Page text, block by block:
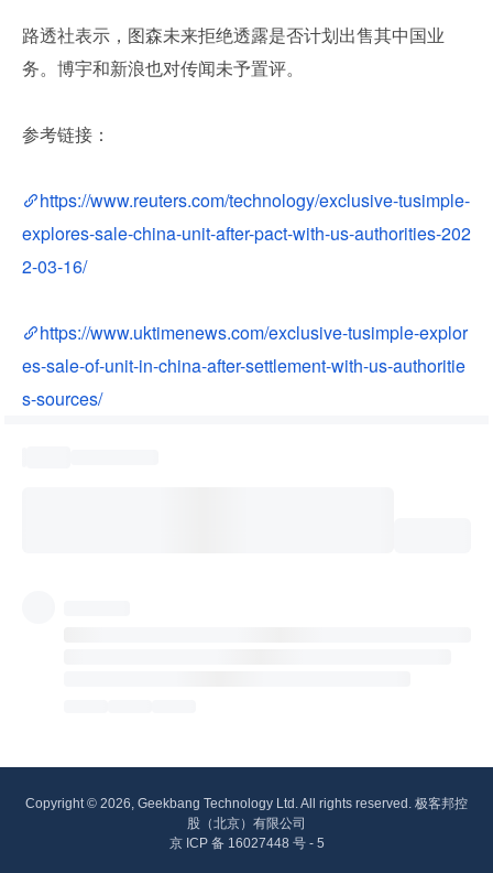
路透社表示，图森未来拒绝透露是否计划出售其中国业
务。博宇和新浪也对传闻未予置评。
参考链接：
https://www.reuters.com/technology/exclusive-tusimple-
explores-sale-china-unit-after-pact-with-us-authorities-202
2-03-16/
https://www.uktimenews.com/exclusive-tusimple-explor
es-sale-of-unit-in-china-after-settlement-with-us-authoritie
s-sources/
Copyright © 2026, Geekbang Technology Ltd. All rights reserved. 极客邦控
股（北京）有限公司
京 ICP 备 16027448 号 - 5